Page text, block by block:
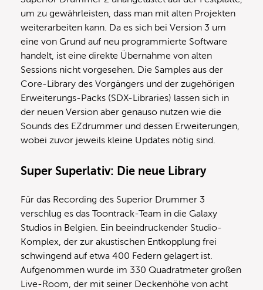
um zu gewährleisten, dass man mit alten Projekten
weiterarbeiten kann. Da es sich bei Version 3 um
eine von Grund auf neu programmierte Software
handelt, ist eine direkte Übernahme von alten
Sessions nicht vorgesehen. Die Samples aus der
Core-Library des Vorgängers und der zugehörigen
Erweiterungs-Packs (SDX-Libraries) lassen sich in
der neuen Version aber genauso nutzen wie die
Sounds des EZdrummer und dessen Erweiterungen,
wobei zuvor jeweils kleine Updates nötig sind.
Super Superlativ: Die neue Library
Für das Recording des Superior Drummer 3
verschlug es das Toontrack-Team in die Galaxy
Studios in Belgien. Ein beeindruckender Studio-
Komplex, der zur akustischen Entkopplung frei
schwingend auf etwa 400 Federn gelagert ist.
Aufgenommen wurde im 330 Quadratmeter großen
Live-Room, der mit seiner Deckenhöhe von acht